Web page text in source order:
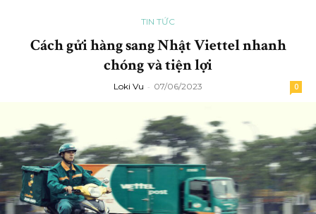
TIN TỨC
Cách gửi hàng sang Nhật Viettel nhanh
chóng và tiện lợi
Loki Vu - 07/06/2023 0